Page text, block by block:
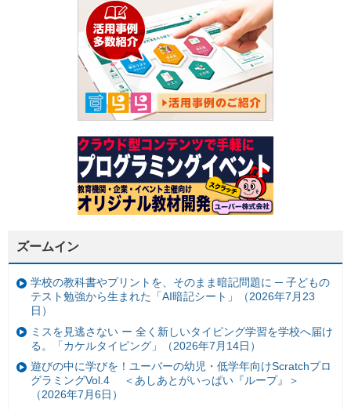
ズームイン
学校の教科書やプリントを、そのまま暗記問題に ─ 子どもの
テスト勉強から生まれた「AI暗記シート」（2026年7月23
日）
ミスを見逃さない ー 全く新しいタイピング学習を学校へ届け
る。「カケルタイピング」（2026年7月14日）
遊びの中に学びを！ユーバーの幼児・低学年向けScratchプロ
グラミングVol.4 ＜あしあとがいっぱい『ループ』＞
（2026年7月6日）